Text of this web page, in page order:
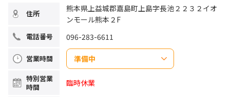
住所
熊本県上益城郡嘉島町上島字長池２２３２イオ
ンモール熊本２F
電話番号 096-283-6611
営業時間 準備中
月曜日
火曜日
特別営業
時間
臨時休業